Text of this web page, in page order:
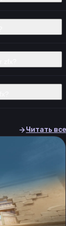
Читать все